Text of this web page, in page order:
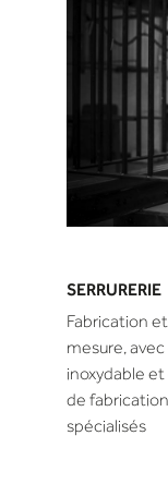
SERRURERIE
Fabrication
mesure,
inoxydable
de
spécialisés